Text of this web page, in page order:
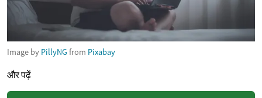
Image by PillyNG from Pixabay
और पढ़ें